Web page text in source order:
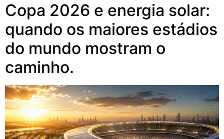
Copa 2026 e energia solar:
quando os maiores estádios
do mundo mostram o
caminho.